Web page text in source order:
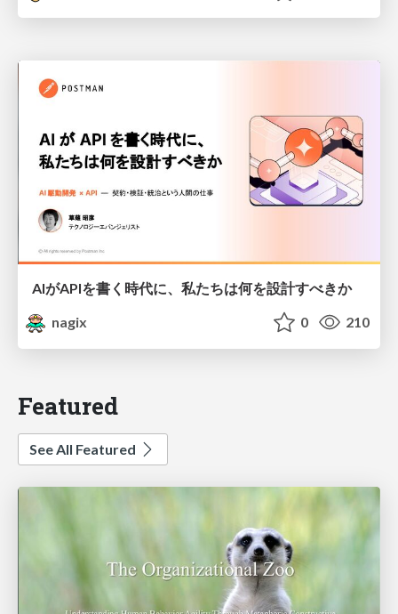
AIがAPIを書く時代に、私たちは何を設計すべきか
nagix
0 210
Featured
See All Featured